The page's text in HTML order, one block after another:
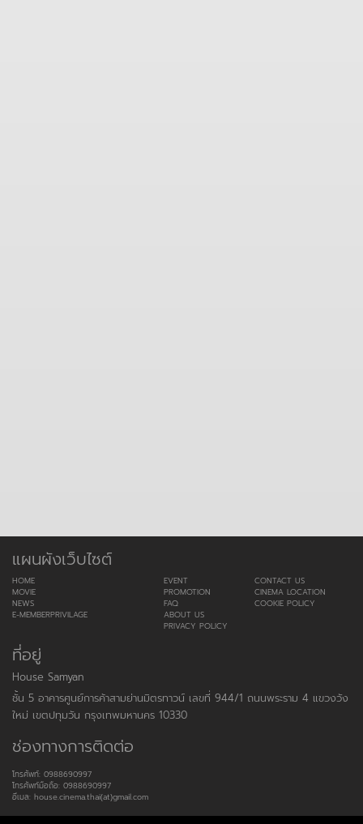
แผนผังเว็บไซต์
HOME
MOVIE
NEWS
E-MEMBERPRIVILAGE
EVENT
PROMOTION
FAQ
ABOUT US
PRIVACY POLICY
CONTACT US
CINEMA LOCATION
COOKIE POLICY
ที่อยู่
House Samyan
ชั้น 5 อาคารศูนย์การค้าสามย่านมิตรทาวน์ เลขที่ 944/1 ถนนพระราม 4 แขวงวัง
ใหม่ เขตปทุมวัน กรุงเทพมหานคร 10330
ช่องทางการติดต่อ
โทรศัพท์: 0988690997
โทรศัพท์มือถือ: 0988690997
อีเมล: house.cinema.thai(at)gmail.com